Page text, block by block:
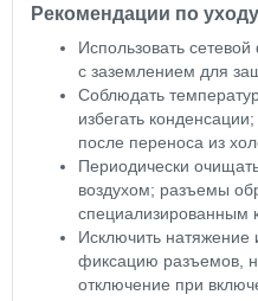
Рекомендации по
Использовать
с заземлением для
Соблюдать
избегать
после переноса из
Периодически
воздухом; разъемы
специализированным
Исключить натяжение
фиксацию разъемов,
отключение при